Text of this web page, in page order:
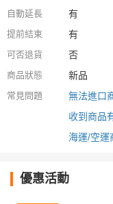
自動延長 有
提前結束 有
可否退貨 否
商品狀態 新品
常見問題
無法進口
收到商品
海運/空運
優惠活動